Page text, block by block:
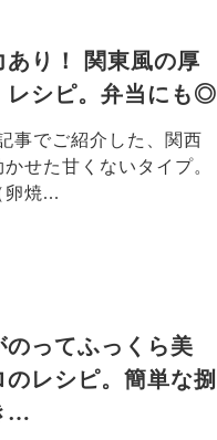
り！ 関東風の厚
レシピ。弁当にも◎
事でご紹介した、関西
せた甘くないタイプ。
卵焼...
のってふっくら美
レシピ。簡単な捌
…